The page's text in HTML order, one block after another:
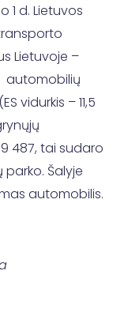
1 d. Lietuvos
Lietuvoje –
automobilių
vidurkis – 11,5
487, tai sudaro
Šalyje
automobilis.